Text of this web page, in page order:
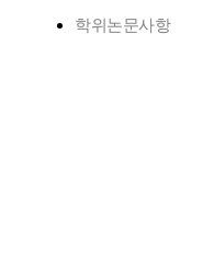
학위논문사항